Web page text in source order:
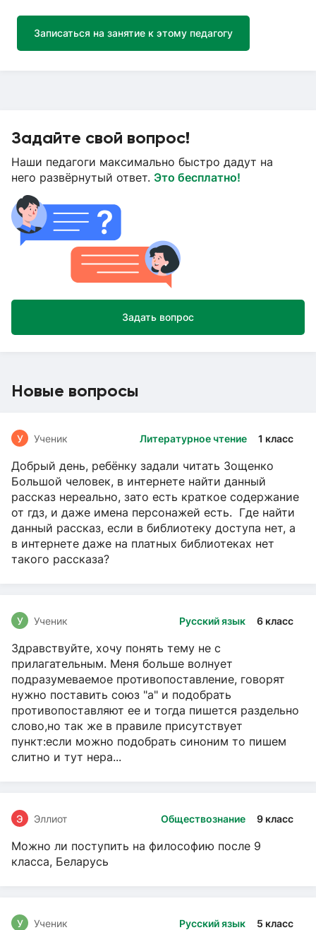
Записаться на занятие к этому педагогу
Задайте свой вопрос!
Наши педагоги максимально быстро дадут на
него развёрнутый ответ. Это бесплатно!
Задать вопрос
Новые вопросы
Литературное чтение 1 класс
У Ученик
Добрый день, ребёнку задали читать Зощенко
Большой человек, в интернете найти данный
рассказ нереально, зато есть краткое содержание
от гдз, и даже имена персонажей есть. Где найти
данный рассказ, если в библиотеку доступа нет, а
в интернете даже на платных библиотеках нет
такого рассказа?
Русский язык 6 класс
У Ученик
Здравствуйте, хочу понять тему не с
прилагательным. Меня больше волнует
подразумеваемое противопоставление, говорят
нужно поставить союз "а" и подобрать
противопоставляют ее и тогда пишется раздельно
слово,но так же в правиле присутствует
пункт:если можно подобрать синоним то пишем
слитно и тут нера...
Обществознание 9 класс
Э Эллиот
Можно ли поступить на философию после 9
класса, Беларусь
Русский язык 5 класс
У Ученик